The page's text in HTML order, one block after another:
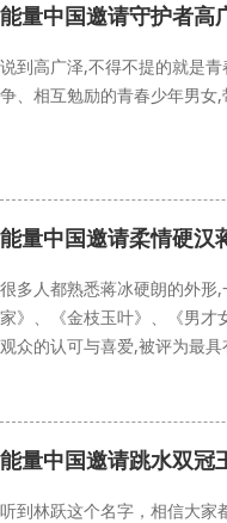
能量中国邀请守护者高
说到高广泽,不得不提的就是
争、相互勉励的青春少年男女
能量中国邀请柔情硬汉
很多人都熟悉蒋冰硬朗的外形
家》、《金枝玉叶》、《男才
观众的认可与喜爱,被评为最具
能量中国邀请跳水双冠
听到林跃这个名字，相信大家